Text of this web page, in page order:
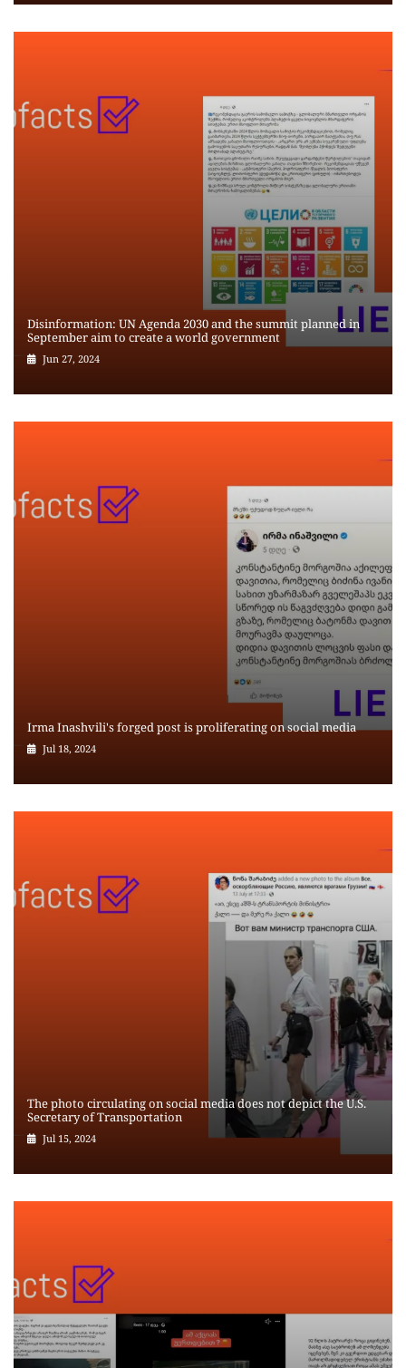
Disinformation: UN Agenda 2030 and the summit planned in
September aim to create a world government
Jun 27, 2024
Irma Inashvili's forged post is proliferating on social media
Jul 18, 2024
The photo circulating on social media does not depict the U.S.
Secretary of Transportation
Jul 15, 2024